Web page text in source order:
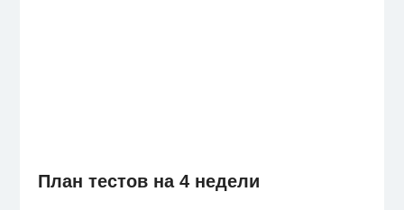
План тестов на 4 недели